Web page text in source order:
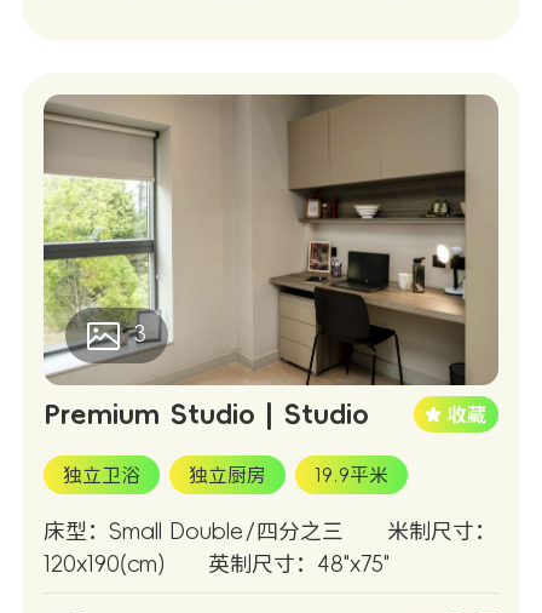
3
Premium Studio | Studio
独立卫浴 独立厨房 19.9平米
床型：Small Double/四分之三
米制尺寸：
120x190(cm)
英制尺寸：48"x75"